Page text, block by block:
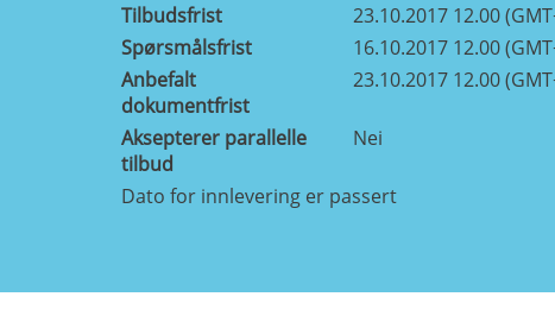
Tilbudsfrist
23.10.2017 12.00
Spørsmålsfrist
16.10.2017 12.00
Anbefalt
dokumentfrist
23.10.2017 12.00
Aksepterer parallelle
tilbud
Nei
Dato for innlevering er passert